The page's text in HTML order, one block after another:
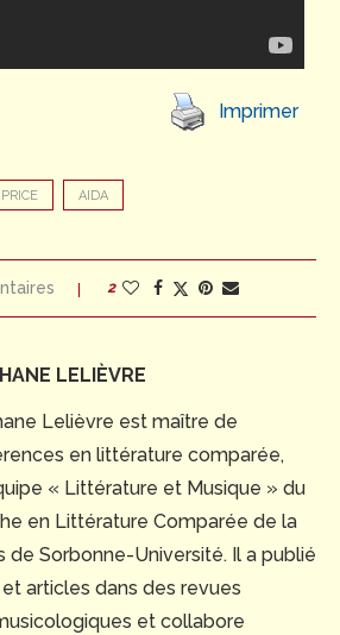
Imprimer
AIDA
2
LELIÈVRE
Lelièvre est maître de
en littérature comparée,
« Littérature et Musique » du
en Littérature Comparée de la
de Sorbonne-Université. Il a publié
articles dans des revues
et collabore